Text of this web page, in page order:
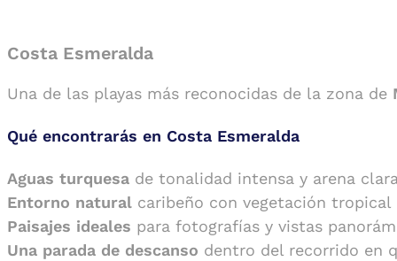
Costa Esmeralda
Una de las playas más reconocidas de la zona de
Qué encontrarás en Costa Esmeralda
Aguas turquesa de tonalidad intensa y arena
Entorno natural caribeño con vegetación tropical
Paisajes ideales para fotografías y vistas
Una parada de descanso dentro del recorrido en